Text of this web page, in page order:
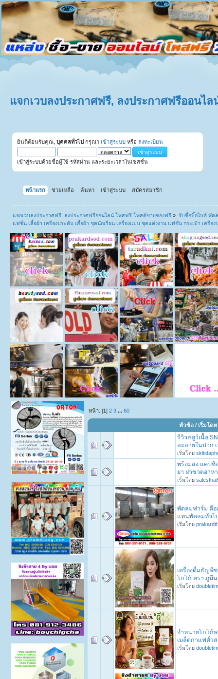
แจกเวบลงประกาศฟรี, ลงประกาศฟรีออนไ
ยินดีต้อนรับคุณ, บุคคลทั่วไป กรุณา เข้าสู่ระบบ หรือ ลงทะเบียน
เข้าสู่ระบบด้วยชื่อผู้ใช้ รหัสผ่าน และระยะเวลาในเซสชั่น
หน้าแรก ช่วยเหลือ ค้นหา เข้าสู่ระบบ สมัครสมาชิก
แจกเวบลงประกาศฟรี, ลงประกาศฟรีออนไลน์ โพสฟรี โพสต์ขายของฟรี » รับซื้อบิ๊กไบค์ พัด
แฟชั่น เสื้อผ้า เครื่องประดับ เสื้อผ้า ชุดนักเรียน เครื่องแบบ ชุดแต่งงาน แฟชั่น กระเป๋า เครื่
หน้า: [1]2 3 ...60
หัวข้อ / เริ่มโดย
รีวิวสตูว์เนื้อ
ละลายในปาก
เริ่มโดย
พร้อมส่ง แคปซิ
ยา ฝาขวดอาห
เริ่มโดย
พัดลมฟาร์ม คือ
แทนพัดลมทั่วไ
เริ่มโดย
เครื่องดื่มธัญพื
โกโก้ ตรา ภูมี
เริ่มโดย
จำหน่ายโกโก้
เมล็ดกาแฟคั่ว
เริ่มโดย